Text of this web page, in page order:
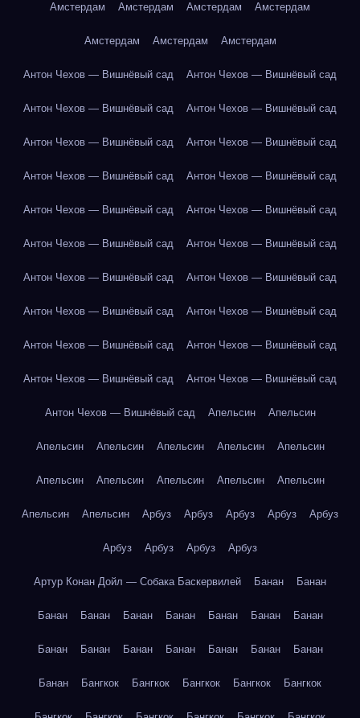
Амстердам Амстердам Амстердам Амстердам
Амстердам Амстердам Амстердам
Антон Чехов — Вишнёвый сад Антон Чехов — Вишнёвый сад
Антон Чехов — Вишнёвый сад Антон Чехов — Вишнёвый сад
Антон Чехов — Вишнёвый сад Антон Чехов — Вишнёвый сад
Антон Чехов — Вишнёвый сад Антон Чехов — Вишнёвый сад
Антон Чехов — Вишнёвый сад Антон Чехов — Вишнёвый сад
Антон Чехов — Вишнёвый сад Антон Чехов — Вишнёвый сад
Антон Чехов — Вишнёвый сад Антон Чехов — Вишнёвый сад
Антон Чехов — Вишнёвый сад Антон Чехов — Вишнёвый сад
Антон Чехов — Вишнёвый сад Антон Чехов — Вишнёвый сад
Антон Чехов — Вишнёвый сад Антон Чехов — Вишнёвый сад
Антон Чехов — Вишнёвый сад Апельсин Апельсин
Апельсин Апельсин Апельсин Апельсин Апельсин
Апельсин Апельсин Апельсин Апельсин Апельсин
Апельсин Апельсин Арбуз Арбуз Арбуз Арбуз Арбуз
Арбуз Арбуз Арбуз Арбуз
Артур Конан Дойл — Собака Баскервилей Банан Банан
Банан Банан Банан Банан Банан Банан Банан
Банан Банан Банан Банан Банан Банан Банан
Банан Бангкок Бангкок Бангкок Бангкок Бангкок